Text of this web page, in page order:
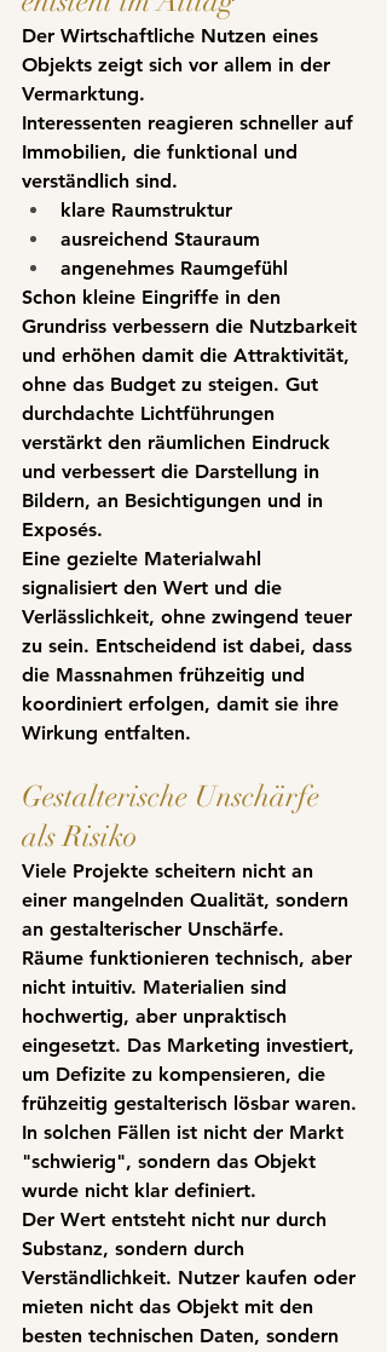
Der Wirtschaftliche Nutzen eines
Objekts zeigt sich vor allem in der
Vermarktung.
Interessenten reagieren schneller auf
Immobilien, die funktional und
verständlich sind.
klare Raumstruktur
ausreichend Stauraum
angenehmes Raumgefühl
Schon kleine Eingriffe in den
Grundriss verbessern die Nutzbarkeit
und erhöhen damit die Attraktivität,
ohne das Budget zu steigen. Gut
durchdachte Lichtführungen
verstärkt den räumlichen Eindruck
und verbessert die Darstellung in
Bildern, an Besichtigungen und in
Exposés.
Eine gezielte Materialwahl
signalisiert den Wert und die
Verlässlichkeit, ohne zwingend teuer
zu sein. Entscheidend ist dabei, dass
die Massnahmen frühzeitig und
koordiniert erfolgen, damit sie ihre
Wirkung entfalten.
Gestalterische Unschärfe
als Risiko
Viele Projekte scheitern nicht an
einer mangelnden Qualität, sondern
an gestalterischer Unschärfe.
Räume funktionieren technisch, aber
nicht intuitiv. Materialien sind
hochwertig, aber unpraktisch
eingesetzt. Das Marketing investiert,
um Defizite zu kompensieren, die
frühzeitig gestalterisch lösbar waren.
In solchen Fällen ist nicht der Markt
"schwierig", sondern das Objekt
wurde nicht klar definiert.
Der Wert entsteht nicht nur durch
Substanz, sondern durch
Verständlichkeit. Nutzer kaufen oder
mieten nicht das Objekt mit den
besten technischen Daten, sondern